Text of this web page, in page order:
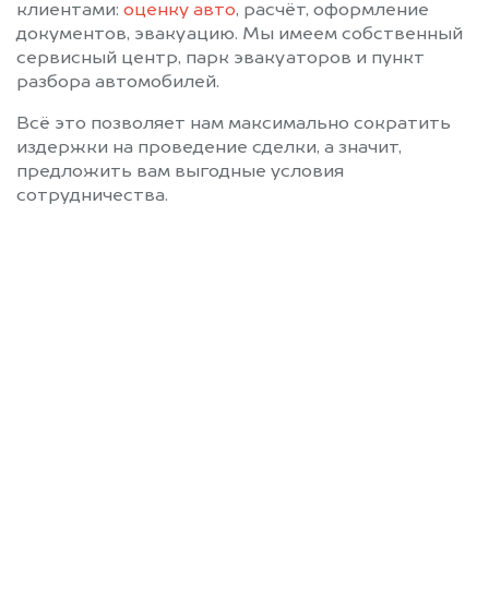
клиентами: оценку авто, расчёт, оформление
документов, эвакуацию. Мы имеем собственный
сервисный центр, парк эвакуаторов и пункт
разбора автомобилей.
Всё это позволяет нам максимально сократить
издержки на проведение сделки, а значит,
предложить вам выгодные условия
сотрудничества.